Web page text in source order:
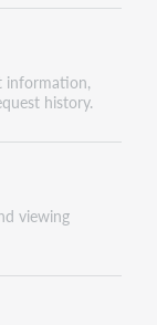
information,
history.
viewing